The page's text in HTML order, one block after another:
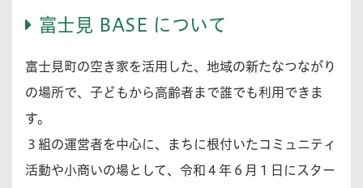
富士見 BASE について
富士見町の空き家を活用した、地域の新たなつながり
の場所で、子どもから高齢者まで誰でも利用できま
す。
３組の運営者を中心に、まちに根付いたコミュニティ
活動や小商いの場として、令和４年６月１日にスター